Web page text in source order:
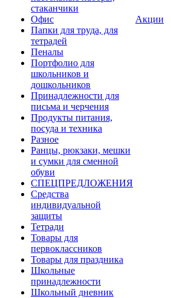
стаканчики
Офис
Папки для труда, для
тетрадей
Пеналы
Портфолио для
школьников и
дошкольников
Принадлежности для
письма и черчения
Продукты питания,
посуда и техника
Разное
Ранцы, рюкзаки, мешки
и сумки для сменной
обуви
СПЕЦПРЕДЛОЖЕНИЯ
Средства
индивидуальной
защиты
Тетради
Товары для
первоклассников
Товары для праздника
Школьные
принадлежности
Школьный дневник
Акции